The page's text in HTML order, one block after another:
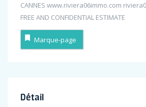
CANNES www.riviera06immo.com
FREE AND CONFIDENTIAL ESTIMATE
Marque-page
Détail